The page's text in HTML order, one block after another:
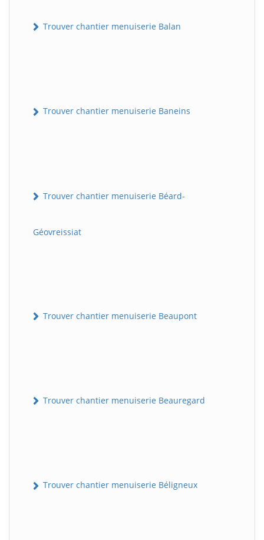
Trouver chantier menuiserie Balan
Trouver chantier menuiserie Baneins
Trouver chantier menuiserie Béard-
Géovreissiat
Trouver chantier menuiserie Beaupont
Trouver chantier menuiserie Beauregard
Trouver chantier menuiserie Béligneux